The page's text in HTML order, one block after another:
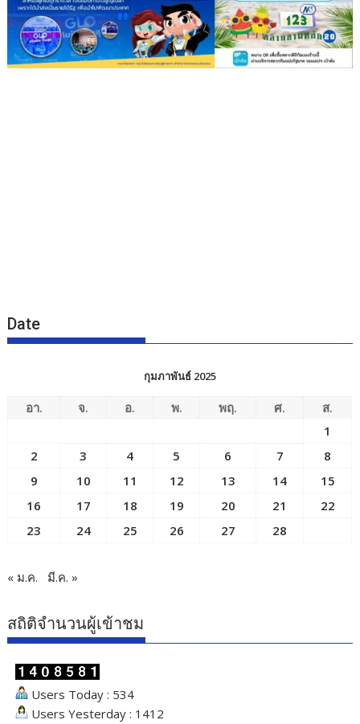
Date
กุมภาพันธ์ 2025
อา. จ. อ. พ. พฤ. ศ.
ส.
1
2
3 4 5 6 7
8
9
10 11 12 13 14
15
16
17 18 19 20 21
22
23
24 25 26 27 28
« ม.ค. มี.ค. »
สถิติจำนวนผู้เข้าชม
Users Today : 534
Users Yesterday : 1412